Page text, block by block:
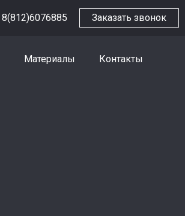
Заказать звонок
8(812)6076885
Материалы Контакты